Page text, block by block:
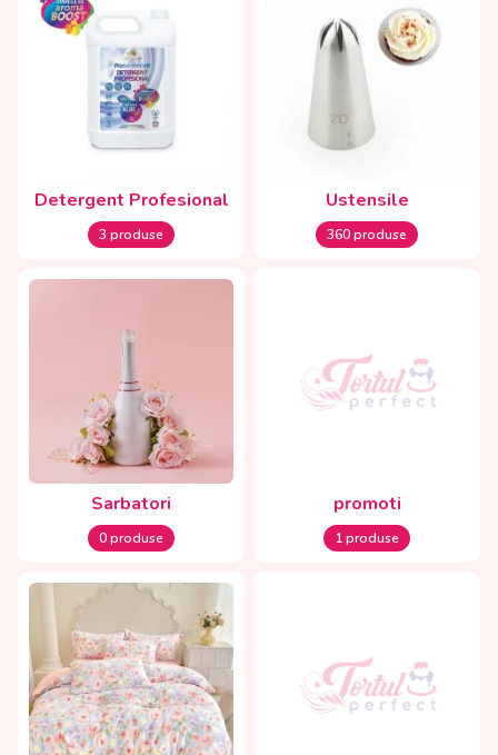
Detergent Profesional
3 produse
Ustensile
360 produse
Sarbatori
0 produse
promoti
1 produse